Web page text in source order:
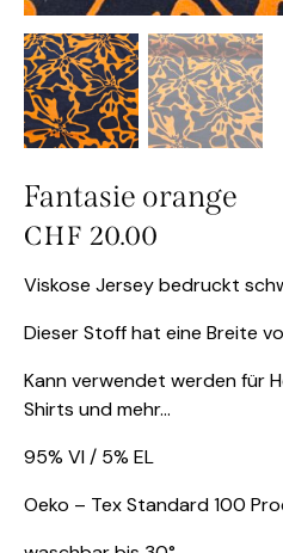
Fantasie orange
CHF 20.00
Viskose Jersey bedruckt
Dieser Stoff hat eine Breite
Kann verwendet werden für
Shirts und mehr…
95% VI / 5% EL
Oeko – Tex Standard 100